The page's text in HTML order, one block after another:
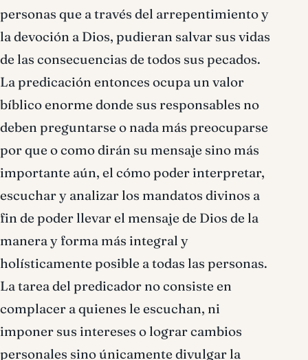
personas que a través del arrepentimiento y
la devoción a Dios, pudieran salvar sus vidas
de las consecuencias de todos sus pecados.
La predicación entonces ocupa un valor
bíblico enorme donde sus responsables no
deben preguntarse o nada más preocuparse
por que o como dirán su mensaje sino más
importante aún, el cómo poder interpretar,
escuchar y analizar los mandatos divinos a
fin de poder llevar el mensaje de Dios de la
manera y forma más integral y
holísticamente posible a todas las personas.
La tarea del predicador no consiste en
complacer a quienes le escuchan, ni
imponer sus intereses o lograr cambios
personales sino únicamente divulgar la